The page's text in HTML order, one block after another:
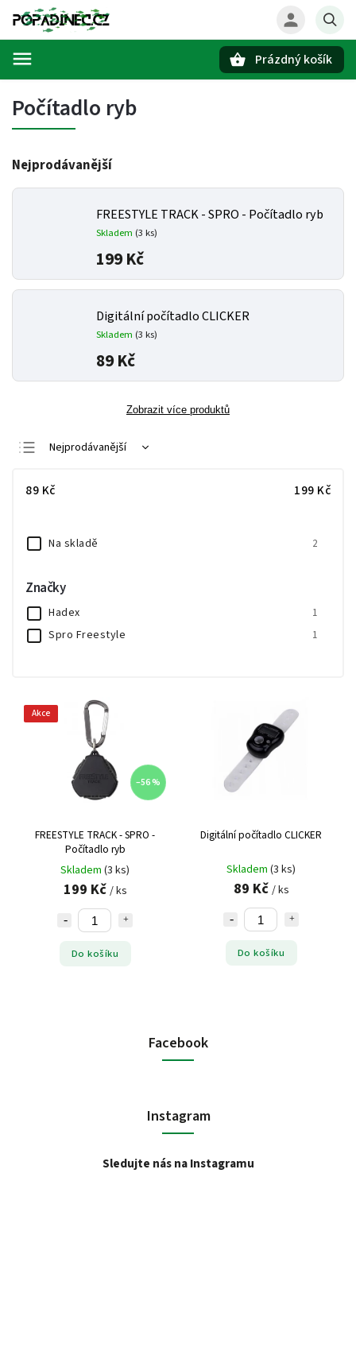
Prázdný košík
Počítadlo ryb
Nejprodávanější
FREESTYLE TRACK - SPRO - Počítadlo ryb
Skladem (3 ks)
199 Kč
Digitální počítadlo CLICKER
Skladem (3 ks)
89 Kč
Zobrazit více produktů
Nejprodávanější
Nejdražší
89 Kč 199 Kč
Na skladě 2
Značky
Hadex 1
Spro Freestyle 1
Akce
–56 %
FREESTYLE TRACK - SPRO -
Počítadlo ryb
Skladem (3 ks)
199 Kč / ks
Do košíku
Digitální počítadlo CLICKER
Skladem (3 ks)
89 Kč / ks
Do košíku
Facebook
Instagram
Sledujte nás na Instagramu